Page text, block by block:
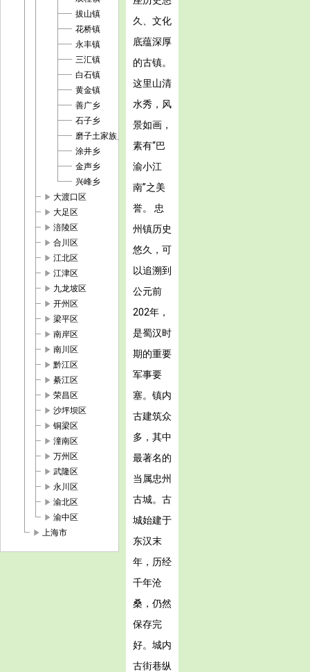
拔山镇
花桥镇
永丰镇
三汇镇
白石镇
黄金镇
善广乡
石子乡
磨子土家族乡
涂井乡
金声乡
兴峰乡
play_arrow 大渡口区
play_arrow 大足区
play_arrow 涪陵区
play_arrow 合川区
play_arrow 江北区
play_arrow 江津区
play_arrow 九龙坡区
play_arrow 开州区
play_arrow 梁平区
play_arrow 南岸区
play_arrow 南川区
play_arrow 黔江区
play_arrow 綦江区
play_arrow 荣昌区
play_arrow 沙坪坝区
play_arrow 铜梁区
play_arrow 潼南区
play_arrow 万州区
play_arrow 武隆区
play_arrow 永川区
play_arrow 渝北区
play_arrow 渝中区
play_arrow 上海市
久、文化
底蕴深厚
的古镇。
这里山清
水秀，风
景如画，
素有“巴
渝小江
南”之美
誉。 忠
州镇历史
悠久，可
以追溯到
公元前
202年，
是蜀汉时
期的重要
军事要
塞。镇内
古建筑众
多，其中
最著名的
当属忠州
古城。古
城始建于
东汉末
年，历经
千年沧
桑，仍然
保存完
好。城内
古街巷纵